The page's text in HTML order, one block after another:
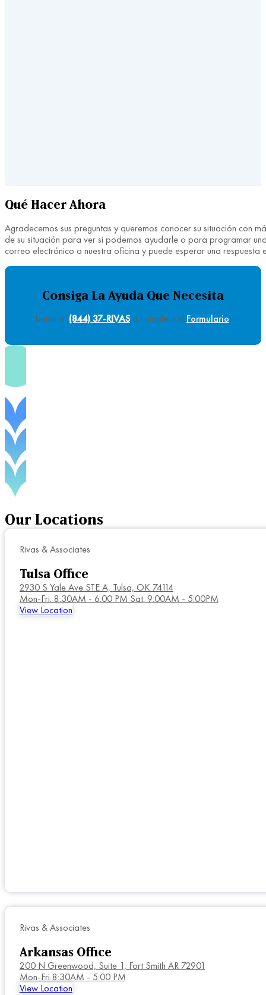
Qué Hacer Ahora
Agradecemos sus preguntas y queremos conocer su situación con
de su situación para ver si podemos ayudarle o para programar
correo electrónico a nuestra oficina y puede esperar una
Consiga La Ayuda Que Necesita
Llame al (844) 37-RIVASo complete el Formulario.
Our Locations
Rivas & Associates
Tulsa Office
2930 S Yale Ave STE A, Tulsa, OK 74114
Mon-Fri: 8:30AM - 6:00 PM Sat: 9:00AM - 5:00PM
View Location
Rivas & Associates
Arkansas Office
200 N Greenwood, Suite 1, Fort Smith AR 72901
Mon-Fri 8:30AM - 5:00 PM
View Location